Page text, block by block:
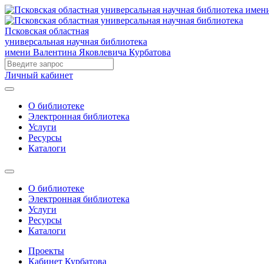
Псковская областная
универсальная научная библиотека
имени Валентина Яковлевича Курбатова
Личный кабинет
О библиотеке
Электронная библиотека
Услуги
Ресурсы
Каталоги
О библиотеке
Электронная библиотека
Услуги
Ресурсы
Каталоги
Проекты
Кабинет Курбатова